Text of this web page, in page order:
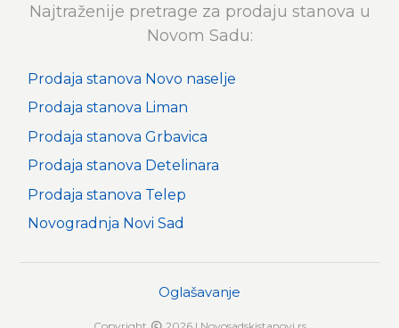
Najtraženije pretrage za prodaju stanova u
Novom Sadu:
Prodaja stanova Novo naselje
Prodaja stanova Liman
Prodaja stanova Grbavica
Prodaja stanova Detelinara
Prodaja stanova Telep
Novogradnja Novi Sad
Oglašavanje